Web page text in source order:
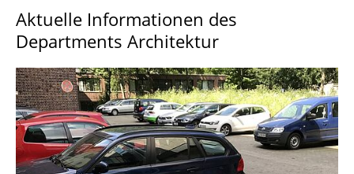
Aktuelle Informationen des
Departments Architektur